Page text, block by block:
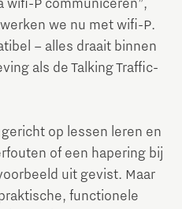
wifi-P communiceren”,
we nu met wifi-P.
– alles draait binnen
als de Talking Traffic-
op lessen leren en
of een hapering bij
uit gevist. Maar
functionele